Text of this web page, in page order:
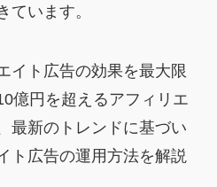
ています。
イト広告の効果を最大限
億円を超えるアフィリエ
最新のトレンドに基づい
ト広告の運用方法を解説